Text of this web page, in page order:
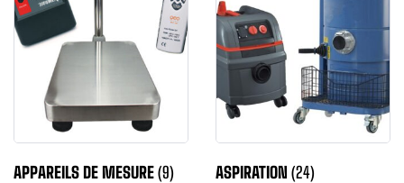
APPAREILS DE MESURE(9) ASPIRATION (24)